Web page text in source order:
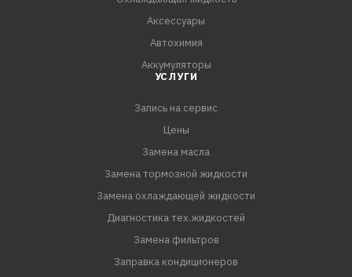
Аксессуары
Автохимия
Аккумуляторы
УСЛУГИ
Запись на сервис
Цены
Замена масла
Замена тормозной жидкости
Замена охлаждающей жидкости
Диагностика тех.жидкостей
Замена фильтров
Заправка кондиционеров